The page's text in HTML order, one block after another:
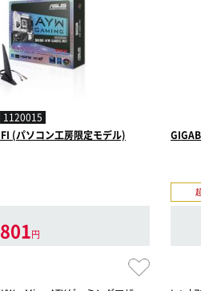
1120015
(パソコン工房限定モデル)
円